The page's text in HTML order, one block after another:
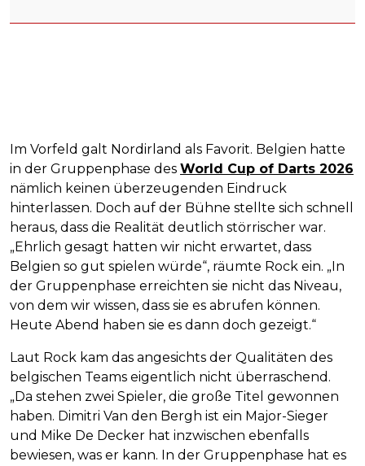
Im Vorfeld galt Nordirland als Favorit. Belgien hatte
in der Gruppenphase des World Cup of Darts 2026
nämlich keinen überzeugenden Eindruck
hinterlassen. Doch auf der Bühne stellte sich schnell
heraus, dass die Realität deutlich störrischer war.
„Ehrlich gesagt hatten wir nicht erwartet, dass
Belgien so gut spielen würde“, räumte Rock ein. „In
der Gruppenphase erreichten sie nicht das Niveau,
von dem wir wissen, dass sie es abrufen können.
Heute Abend haben sie es dann doch gezeigt.“
Laut Rock kam das angesichts der Qualitäten des
belgischen Teams eigentlich nicht überraschend.
„Da stehen zwei Spieler, die große Titel gewonnen
haben. Dimitri Van den Bergh ist ein Major-Sieger
und Mike De Decker hat inzwischen ebenfalls
bewiesen, was er kann. In der Gruppenphase hat es